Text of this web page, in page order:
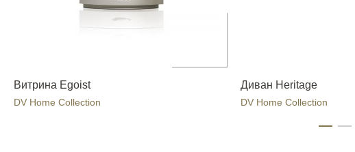
Витрина Egoist
DV Home Collection
Диван Heritage
DV Home Collection